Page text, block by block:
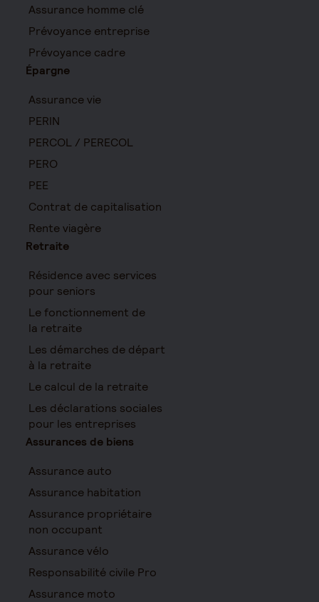
Assurance homme clé
Prévoyance entreprise
Prévoyance cadre
Épargne
Assurance vie
PERIN
PERCOL / PERECOL
PERO
PEE
Contrat de capitalisation
Rente viagère
Retraite
Résidence avec services
pour seniors
Le fonctionnement de
la retraite
Les démarches de départ
à la retraite
Le calcul de la retraite
Les déclarations sociales
pour les entreprises
Assurances de biens
Assurance auto
Assurance habitation
Assurance propriétaire
non occupant
Assurance vélo
Responsabilité civile Pro
Assurance moto